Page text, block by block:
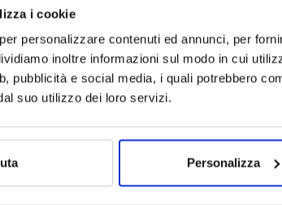
i cookie
personalizzare contenuti ed annunci, per
inoltre informazioni sul modo in cui
pubblicità e social media, i quali potrebbero
suo utilizzo dei loro servizi.
Personalizza
(ad esempio, nei collegi delle autorità di
state notificate e le autorità di vigilanza nazionali
follow-up. Alcune azioni di vigilanza hanno anche
le autorità di vigilanza nazionali nel follow-up